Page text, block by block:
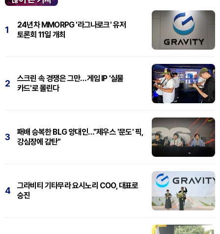
1
24년차 MMORPG '라그나로크' 유저
토론회 11일 개최
2
스크린 속 경쟁은 그만…게임 IP '실물
카드'로 몰린다
3
패배 승복한 BLG 양대인…"제우스 '문도' 픽,
강심장에 감탄"
4
그라비티 기타무라 요시노리 COO, 대표로
승진